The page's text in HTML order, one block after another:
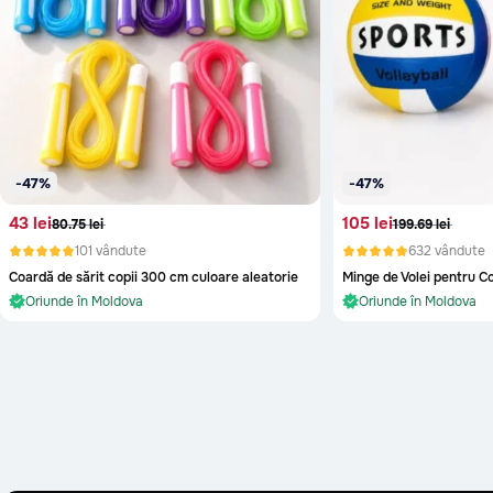
-47%
43 lei80.75 lei
101 vândute
Coardă de sărit copii 300 cm culoare aleatorie
În stoc și gata de livrare
-47%
105 lei199.69 lei
632 vândute
Minge de Volei pentru
În stoc și gata de
Oriunde în Moldova
Stefan-Voda
Straseni
Taraclia
Telenesti
Ungheni
Vulcanesti